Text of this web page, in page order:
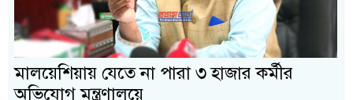
বাংলাদেশিরা
মালয়েশিয়ায় নথি জালিয়াতির
মালয়েশিয়ায় যেতে না পারা ৩ হাজার কর্মীর
অভিযোগ মন্ত্রণালয়ে